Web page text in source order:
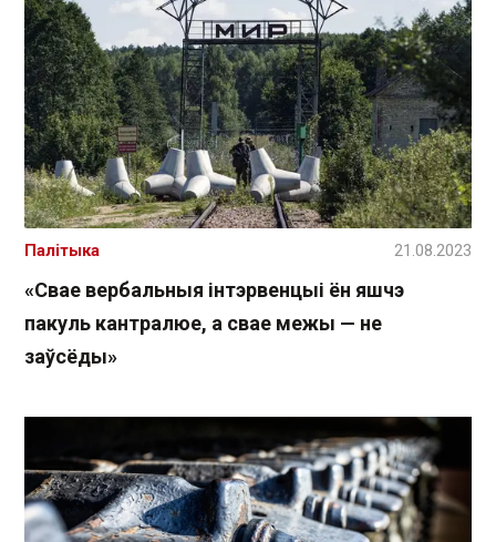
«Свае вербальныя інтэрвенцыі ён яшчэ
пакуль кантралюе, а свае межы — не
заўсёды»
Палітыка 21.08.2023